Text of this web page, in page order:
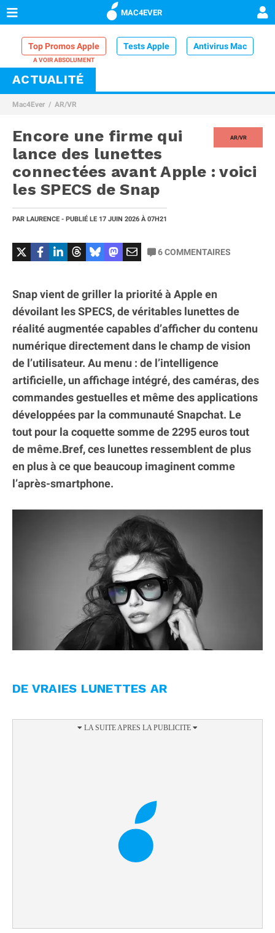
MAC4EVER
Top Promos Apple Tests Apple Antivirus Mac
VPN Mac
Comparatif iPhone
ACTUALITÉ
Mac4Ever AR/VR
AR/VR
Encore une firme qui
lance des lunettes
connectées avant Apple : voici
les SPECS de Snap
PAR LAURENCE - PUBLIÉ LE 17 JUIN 2026 À 07H21
6COMMENTAIRES
Snap vient de griller la priorité à Apple en
dévoilant les SPECS, de véritables lunettes de
réalité augmentée capables d’afficher du contenu
numérique directement dans le champ de vision
de l’utilisateur. Au menu : de l’intelligence
artificielle, un affichage intégré, des caméras, des
commandes gestuelles et même des applications
développées par la communauté Snapchat. Le
tout pour la coquette somme de 2295 euros tout
de même.Bref, ces lunettes ressemblent de plus
en plus à ce que beaucoup imaginent comme
l’après-smartphone.
DE VRAIES LUNETTES AR